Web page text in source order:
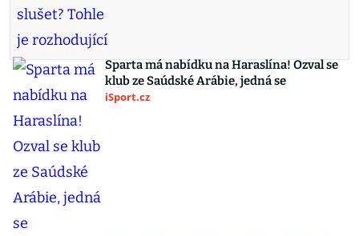
Sparta má nabídku na Haraslína! Ozval se
klub ze Saúdské Arábie, jedná se
iSport.cz